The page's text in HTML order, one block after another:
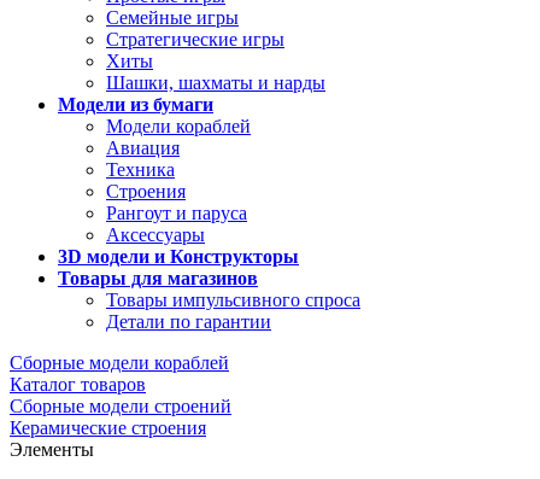
Семейные игры
Стратегические игры
Хиты
Шашки, шахматы и нарды
Модели из бумаги
Модели кораблей
Авиация
Техника
Строения
Рангоут и паруса
Аксессуары
3D модели и Конструкторы
Товары для магазинов
Товары импульсивного спроса
Детали по гарантии
Сборные модели кораблей
Каталог товаров
Сборные модели строений
Керамические строения
Элементы